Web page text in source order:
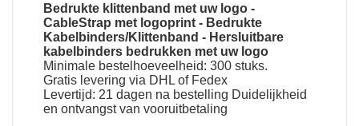
Bedrukte klittenband met uw logo -
CableStrap met logoprint - Bedrukte
Kabelbinders/Klittenband - Hersluitbare
kabelbinders bedrukken met uw logo
Minimale bestelhoeveelheid: 300 stuks.
Gratis levering via DHL of Fedex
Levertijd: 21 dagen na bestelling Duidelijkheid
en ontvangst van vooruitbetaling